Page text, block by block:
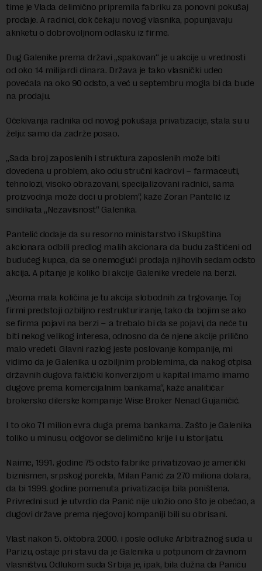
time je Vlada delimično pripremila fabriku za ponovni pokušaj
prodaje. A radnici, dok čekaju novog vlasnika, popunjavaju
aknketu o dobrovoljnom odlasku iz firme.
Dug Galenike prema državi „spakovan“ je u akcije u vrednosti
od oko 14 milijardi dinara. Država je tako vlasnički udeo
povećala na oko 90 odsto, a već u septembru mogla bi da bude
na prodaju.
Očekivanja radnika od novog pokušaja privatizacije, stala su u
želju: samo da zadrže posao.
„Sada broj zaposlenih i struktura zaposlenih može biti
dovedena u problem, ako odu stručni kadrovi – farmaceuti,
tehnolozi, visoko obrazovani, specijalizovani radnici, sama
proizvodnja može doći u problem“, kaže Zoran Pantelić iz
sindikata „Nezavisnost“ Galenika.
Pantelić dodaje da su resorno ministarstvo i Skupština
akcionara odbili predlog malih akcionara da budu zaštićeni od
budućeg kupca, da se onemogući prodaja njihovih sedam odsto
akcija. A pitanje je koliko bi akcije Galenike vredele na berzi.
„Veoma mala količina je tu akcija slobodnih za trgovanje. Toj
firmi predstoji ozbiljno restrukturiranje, tako da bojim se ako
se firma pojavi na berzi – a trebalo bi da se pojavi, da neće tu
biti nekog velikog interesa, odnosno da će njene akcije prilično
malo vredeti. Glavni razlog jeste poslovanje kompanije, mi
vidimo da je Galenika u ozbiljnim problemima, da nakog otpisa
državnih dugova faktički konverzijom u kapital imamo imamo
dugove prema komercijalnim bankama“, kaže analitičar
brokersko dilerske kompanije Wise Broker Nenad Gujaničić.
I to oko 71 milion evra duga prema bankama. Zašto je Galenika
toliko u minusu, odgovor se delimično krije i u istorijatu.
Naime, 1991. godine 75 odsto fabrike privatizovao je američki
biznismen, srpskog porekla, Milan Panić za 270 miliona dolara,
da bi 1999. godine pomenuta privatizacija bila poništena.
Privredni sud je utvrdio da Panić nije uložio ono što je obećao, a
dugovi države prema njegovoj kompaniji bili su obrisani.
Vlast nakon 5. oktobra 2000. i posle odluke Arbitražnog suda u
Parizu, ostaje pri stavu da je Galenika u potpunom državnom
vlasništvu. Odlukom suda Srbija je, ipak, bila dužna da Paniću